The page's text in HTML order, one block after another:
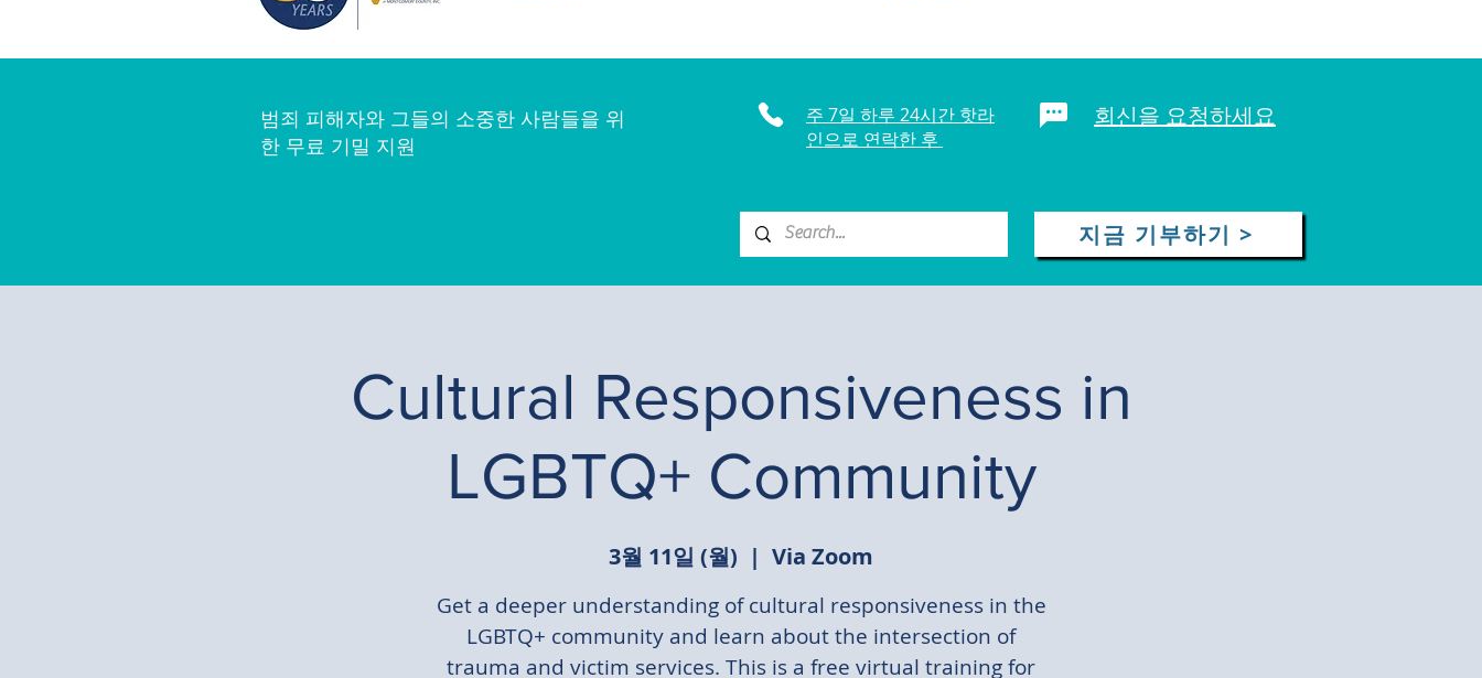
범죄 피해자와 그들의 소중한 사람들을 위
한 무료 기밀 지원
주 7일 하루 24시간 핫라
인으로 연락한 후
회신을 요청하세요
지금 기부하기 >
Cultural Responsiveness in
LGBTQ+ Community
3월 11일 (월)
  |
Via Zoom
Get a deeper understanding of cultural responsiveness in the
LGBTQ+ community and learn about the intersection of
trauma and victim services. This is a free virtual training for